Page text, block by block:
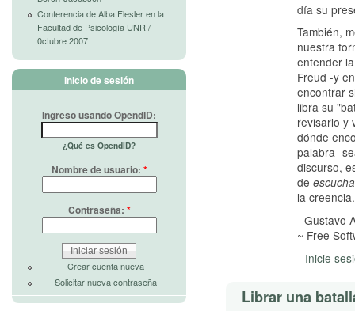
día su
También,
nuestra
entender
Freud -y
encontrar
libra su
revisarlo y
dónde
palabra -
discurso,
de
la creencia.
- Gustavo
~ Free
Inicie
Librar una
Conferencia de Alba Flesler en la
Facultad de Psicología UNR /
0ctubre 2007
Inicio de sesión
Ingreso usando OpendID:
¿Qué es OpendID?
Nombre de usuario: *
Contraseña: *
Crear cuenta nueva
Solicitar nueva contraseña